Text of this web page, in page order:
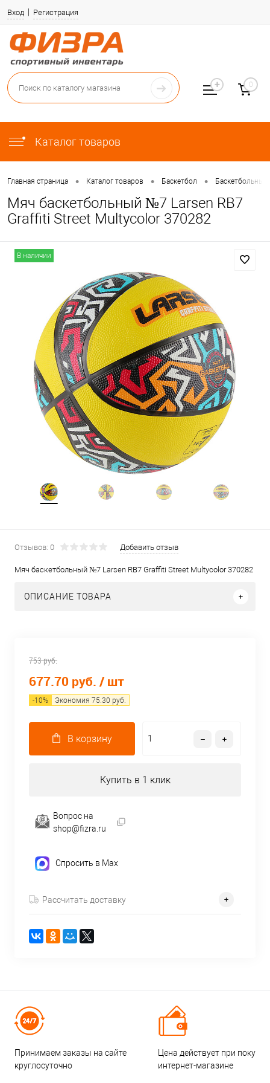
Вход Регистрация
Каталог товаров
0
Главная страница • Каталог товаров • Баскетбол •
Мяч баскетбольный №7 Larsen RB7
Graffiti Street Multycolor 370282
В наличии
Отзывов: 0 Добавить отзыв
Мяч баскетбольный №7 Larsen RB7 Graffiti Street Multycolor 370282
ОПИСАНИЕ ТОВАРА
753 руб.
677.70 руб. / шт
-10% Экономия 75.30 руб.
В корзину
Купить в 1 клик
Вопрос на
shop@fizra.ru
Спросить в Max
Рассчитать доставку
Принимаем заказы на сайте
круглосуточно
Цена действует при
интернет-магазине